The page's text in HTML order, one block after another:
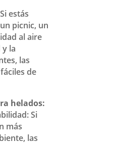
Si estás
picnic, un
al aire
la
las
de
helados:
Si
más
las